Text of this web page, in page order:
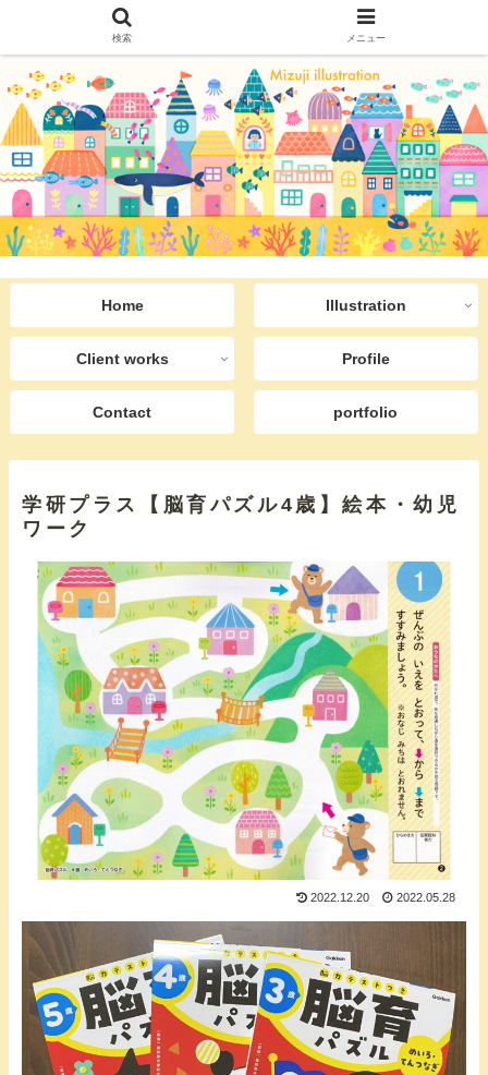
Home Illustration
Client works Profile
Contact portfolio
学研プラス【脳育パズル4歳】絵本・幼児
ワーク
2022.12.20 2022.05.28
検索 メニュー